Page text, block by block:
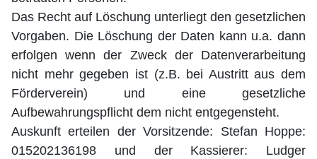
Das Recht auf Löschung unterliegt den gesetzlichen
Vorgaben. Die Löschung der Daten kann u.a. dann
erfolgen wenn der Zweck der Datenverarbeitung
nicht mehr gegeben ist (z.B. bei Austritt aus dem
Förderverein) und eine gesetzliche
Aufbewahrungspflicht dem nicht entgegensteht.
Auskunft erteilen der Vorsitzende: Stefan Hoppe:
015202136198 und der Kassierer: Ludger